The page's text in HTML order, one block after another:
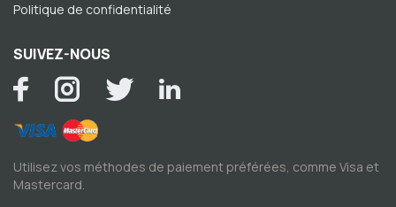
Politique de confidentialité
SUIVEZ-NOUS
Utilisez vos méthodes de paiement préférées, comme Visa et
Mastercard.